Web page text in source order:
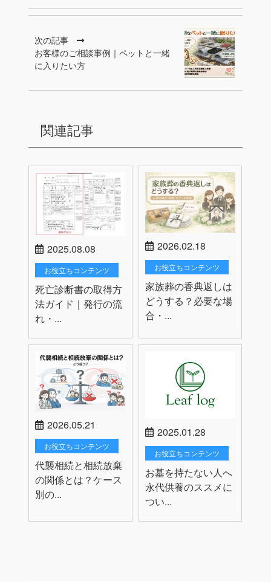
次の記事
お客様のご相談事例｜ペットと一緒
に入りたい方
関連記事
2025.08.08
お役立ちコンテンツ
死亡診断書の取得方
法ガイド｜発行の流
れ・...
2026.02.18
お役立ちコンテンツ
家族葬の香典返しは
どうする？必要な場
合・...
2026.05.21
お役立ちコンテンツ
代襲相続と相続放棄
の関係とは？ケース
別の...
2025.01.28
お役立ちコンテンツ
お墓を持たない人へ
永代供養のススメに
つい...